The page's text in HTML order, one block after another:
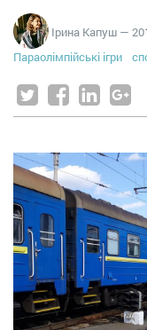
Ірина Капуш —
Параолімпійські ігри